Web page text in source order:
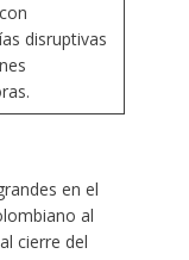
disruptivas
en el
al
cierre del